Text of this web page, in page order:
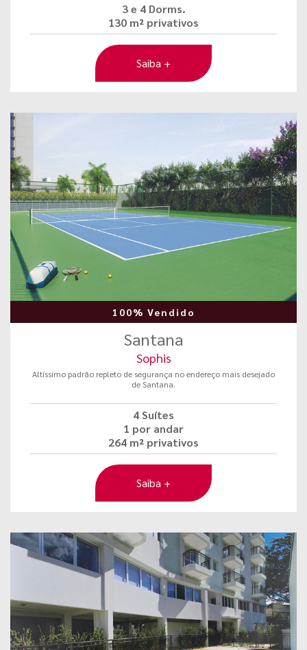
3 e 4 Dorms.
130 m² privativos
Saiba +
100% Vendido
Santana
Sophis
Altíssimo padrão repleto de segurança no endereço mais desejado
de Santana.
4 Suítes
1 por andar
264 m² privativos
Saiba +